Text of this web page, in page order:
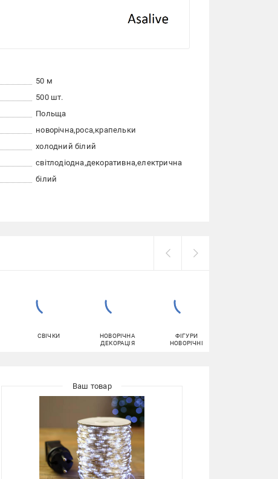
50 м
500 шт.
Польща
новорічна роса крапельки
холодний білий
світлодіодна декоративна електрична
білий
СВІЧКИ
НОВОРІЧНА
ДЕКОРАЦІЯ
ФІГУРИ
НОВОРІЧНІ